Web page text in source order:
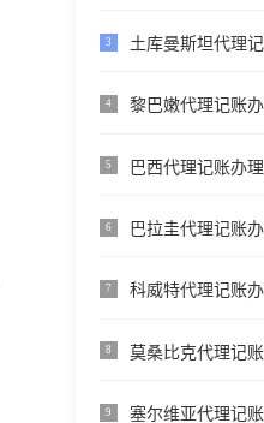
3 土库曼斯坦代理
4 黎巴嫩代理记账
5 巴西代理记账办理
6 巴拉圭代理记账
7 科威特代理记账
8 莫桑比克代理记
9 塞尔维亚代理记